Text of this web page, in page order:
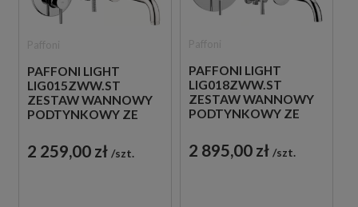
PAFFONI LIGHT
LIG015ZWW.ST
ZESTAW WANNOWY
PODTYNKOWY ZE
PRYSZNICOWĄ STAL
SZCZOTKOWANA
2 259,00 zł szt.
PAFFONI LIGHT
LIG018ZWW.ST
ZESTAW WANNOWY
PODTYNKOWY ZE
PRYSZNICOWĄ STAL
SZCZOTKOWANA
2 895,00 zł szt.